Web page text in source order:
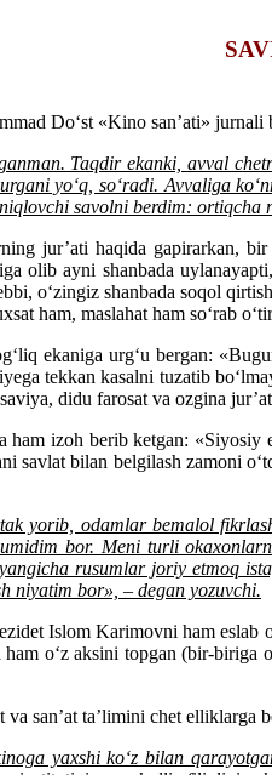
Do‘st «Kino san’ati»
Taqdir ekanki, avval
yo‘q, so‘radi. Avvaliga
savolni berdim: ortiqcha
jur’ati haqida gapirarkan,
olib ayni shanbada
o‘zingiz shanbada soqol
ham, maslahat ham so‘rab
ekaniga urg‘u bergan:
tekkan kasalni tuzatib
didu farosat va ozgina
ham izoh berib ketgan: «Siyosiy
savlat bilan belgilash zamoni
yorib, odamlar bemalol
bor. Meni turli
rusumlar joriy etmoq
niyatim bor», – degan yozuvchi.
Islom Karimovni ham
o‘z aksini topgan (bir-
san’at ta’limini chet elliklarga
yaxshi ko‘z bilan